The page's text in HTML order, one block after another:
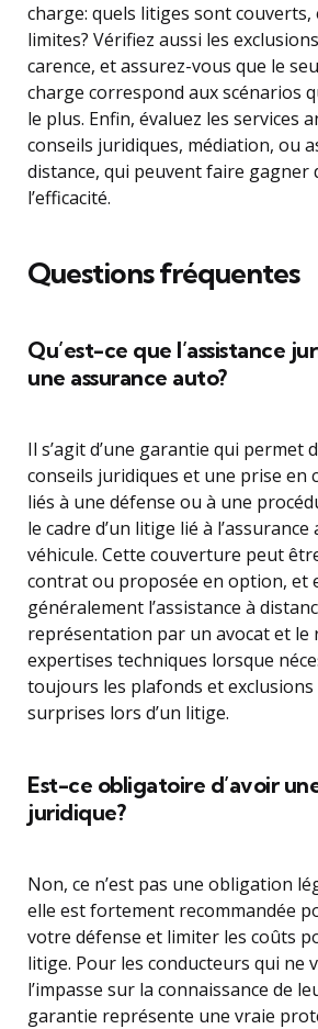
charge: quels litiges sont couverts,
limites? Vérifiez aussi les
carence, et assurez-vous que le
charge correspond aux scénarios
le plus. Enfin, évaluez les services
conseils juridiques, médiation, ou
distance, qui peuvent faire gagner
l’efficacité.
Questions fréquentes
Qu’est-ce que l’assistance
une assurance auto?
Il s’agit d’une garantie qui permet
conseils juridiques et une prise en
liés à une défense ou à une
le cadre d’un litige lié à
véhicule. Cette couverture peut
contrat ou proposée en option, et
généralement l’assistance à
représentation par un avocat et le
expertises techniques lorsque
toujours les plafonds et
surprises lors d’un litige.
Est-ce obligatoire d’avoir
juridique?
Non, ce n’est pas une obligation
elle est fortement recommandée
votre défense et limiter les coûts
litige. Pour les conducteurs qui ne
l’impasse sur la connaissance de
garantie représente une vraie